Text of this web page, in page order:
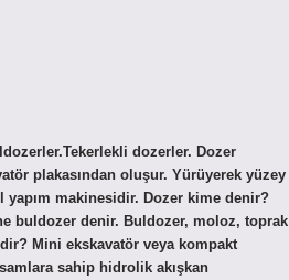
dozerler. Dozer
plakasından oluşur. Yürüyerek yüzey
yapım makinesidir. Dozer kime denir?
buldozer denir. Buldozer, moloz, toprak
Mini ekskavatör veya kompakt
sahip hidrolik akışkan